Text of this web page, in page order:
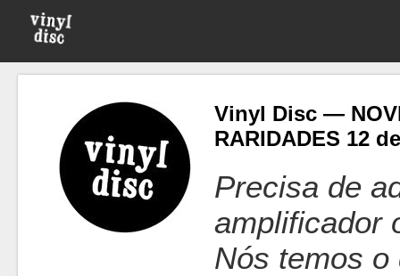
Vinyl Disc —
RARIDADES 12
Precisa de
amplificador
Nós temos o